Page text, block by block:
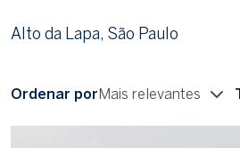
Alto da Lapa, São Paulo
Ordenar por Mais relevantes